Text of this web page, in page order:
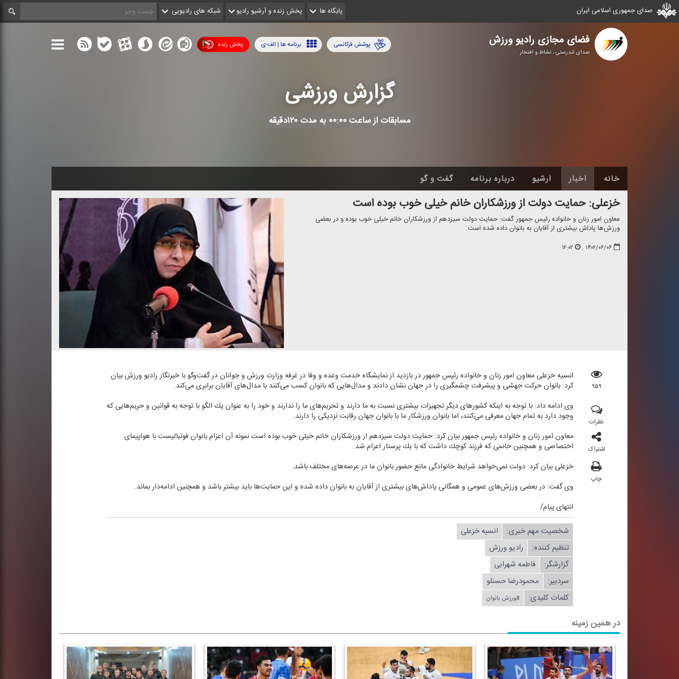
صدای جمهوری اسلامی ایران پایگاه ها پخش زنده و آرشیو رادیو شبکه های رادیویی
فضای مجازی رادیو ورزش
صدای تندرستی ، نشاط و افتخار
پخش زنده برنامه ها | الف-ی پوشش فرکانسی
گزارش ورزشی
مسابقات از ساعت ۰۰:۰۰ به مدت ۱۲۰دقیقه
خانه اخبار آرشیو درباره برنامه گفت و گو
خزعلی: حمایت دولت از ورزشكاران خانم خیلی خوب بوده است
معاون امور زنان و خانواده رئیس جمهور گفت: حمایت دولت سیزدهم از ورزشكاران خانم خیلی خوب بوده و در بعضی
ورزش‌ها پاداش بیشتری از آقایان به بانوان داده شده است.
۱۴۰۲/۰۶/۰۶ ۱۲:۰۲
۹۵۹
نظرات
اشتراک
چاپ
انسیه خزعلی معاون امور زنان و خانواده رئیس جمهور در بازدید از نمایشگاه خدمت وعده و وفا در غرفه وزارت ورزش و جوانان در گفت‌وگو با خبرنگار رادیو ورزش بیان
كرد: بانوان حركت جهشی و پیشرفت چشمگیری را در جهان نشان دادند و مدال‌هایی كه بانوان كسب می‌كنند با مدال‌های آقایان برابری می‌كند.
وی ادامه داد: با توجه به اینكه كشورهای دیگر تجهیزات بیشتری نسبت به ما دارند و تحریم‌های ما را ندارند و خود را به عنوان یك الگو با توجه به قوانین و حریم‌هایی كه
وجود دارد به تمام جهان معرفی می‌كنند، اما بانوان ورزشكار ما با بانوان جهان رقابت نزدیكی را دارند.
معاون امور زنان و خانواده رئیس جمهور بیان كرد: حمایت دولت سیزدهم از ورزشكاران خانم خیلی خوب بوده است نمونه آن اعزام بانوان فوتبالیست با هواپیمای
اختصاصی و همچنین خانمی كه فرزند كوچك داشت كه با یك پرستار اعزام شد.
خزعلی بیان كرد: دولت نمی‌خواهد شرایط خانوادگی مانع حضور بانوان ما در عرصه‌های مختلف باشد.
وی گفت: در بعضی ورزش‌های عمومی و همگانی پاداش‌های بیشتری از آقایان به بانوان داده شده و این حمایت‌ها باید بیشتر باشد و همچنین ادامه‌دار بماند.
انتهای پیام/
شخصیت مهم خبری:
انسیه خزعلی
تنظیم كننده:
رادیو ورزش
گزارشگر:
فاطمه شهرابی
سردبیر:
محمودرضا حسنلو
کلمات کلیدی:
#ورزش بانوان
در همین زمینه